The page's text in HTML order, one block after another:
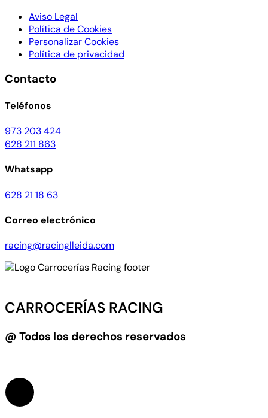
Aviso Legal
Política de Cookies
Personalizar Cookies
Política de privacidad
Contacto
Teléfonos
973 203 424
628 211 863
Whatsapp
628 21 18 63
Correo electrónico
racing@racinglleida.com
CARROCERÍAS RACING
@ Todos los derechos reservados